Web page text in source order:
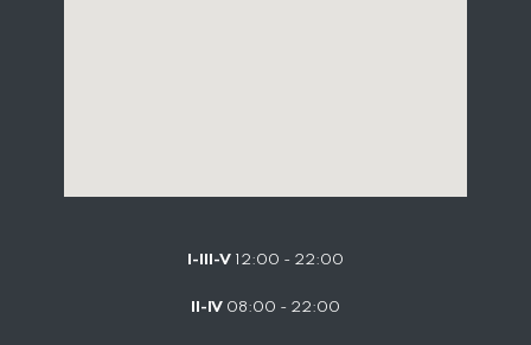
I-III-V 12:00 - 22:00
II-IV 08:00 - 22:00